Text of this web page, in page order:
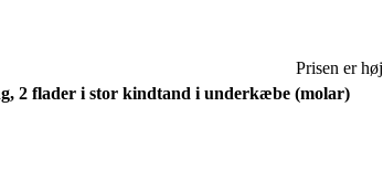
Prisen er
2 flader i stor kindtand i underkæbe (molar)